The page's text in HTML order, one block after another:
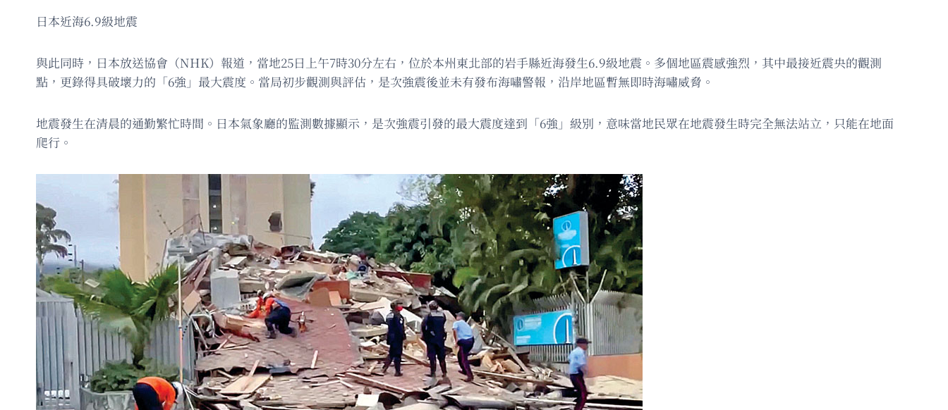
日本近海6.9級地震
與此同時，日本放送協會（NHK）報道，當地25日上午7時30分左右，位於本州東北部的岩手縣近海發生6.9級地震。多個地區震感強烈，其中最接近震央的觀測
點，更錄得具破壞力的「6強」最大震度。當局初步觀測與評估，是次強震後並未有發布海嘯警報，沿岸地區暫無即時海嘯威脅。
地震發生在清晨的通勤繁忙時間。日本氣象廳的監測數據顯示，是次強震引發的最大震度達到「6強」級別，意味當地民眾在地震發生時完全無法站立，只能在地面
爬行。